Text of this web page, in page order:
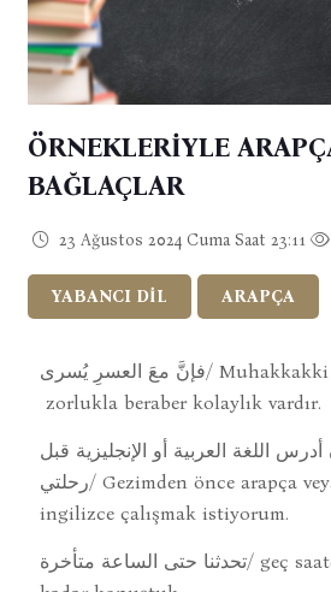
ÖRNEKLERİYLE
BAĞLAÇLAR
23 Ağustos 2024 Cuma Saat 23:11
YABANCI DİL ARAPÇA
فإنَّ معَ العسرِ يُسرى/ Muhakkakki her
zorlukla beraber kolaylık vardır.
أدرس اللغة العربية أو الإنجليزية قبل
رحلتي/ Gezimden önce arapça veya
ingilizce çalışmak istiyorum.
تحدثنا حتى الساعة متأخرة/ geç saate